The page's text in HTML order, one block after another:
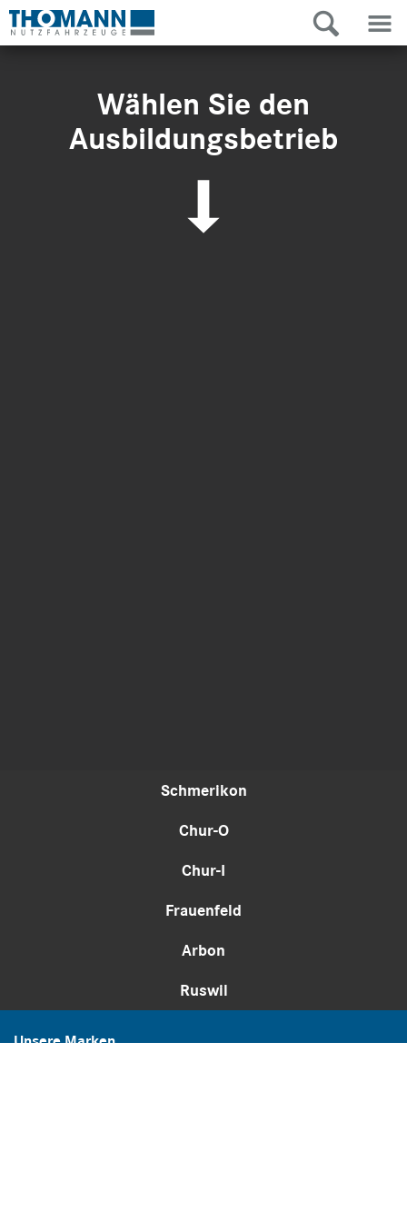
Wählen Sie den
Ausbildungsbetrieb
Schmerikon
Chur-O
Chur-I
Frauenfeld
Arbon
Ruswil
Unsere Marken